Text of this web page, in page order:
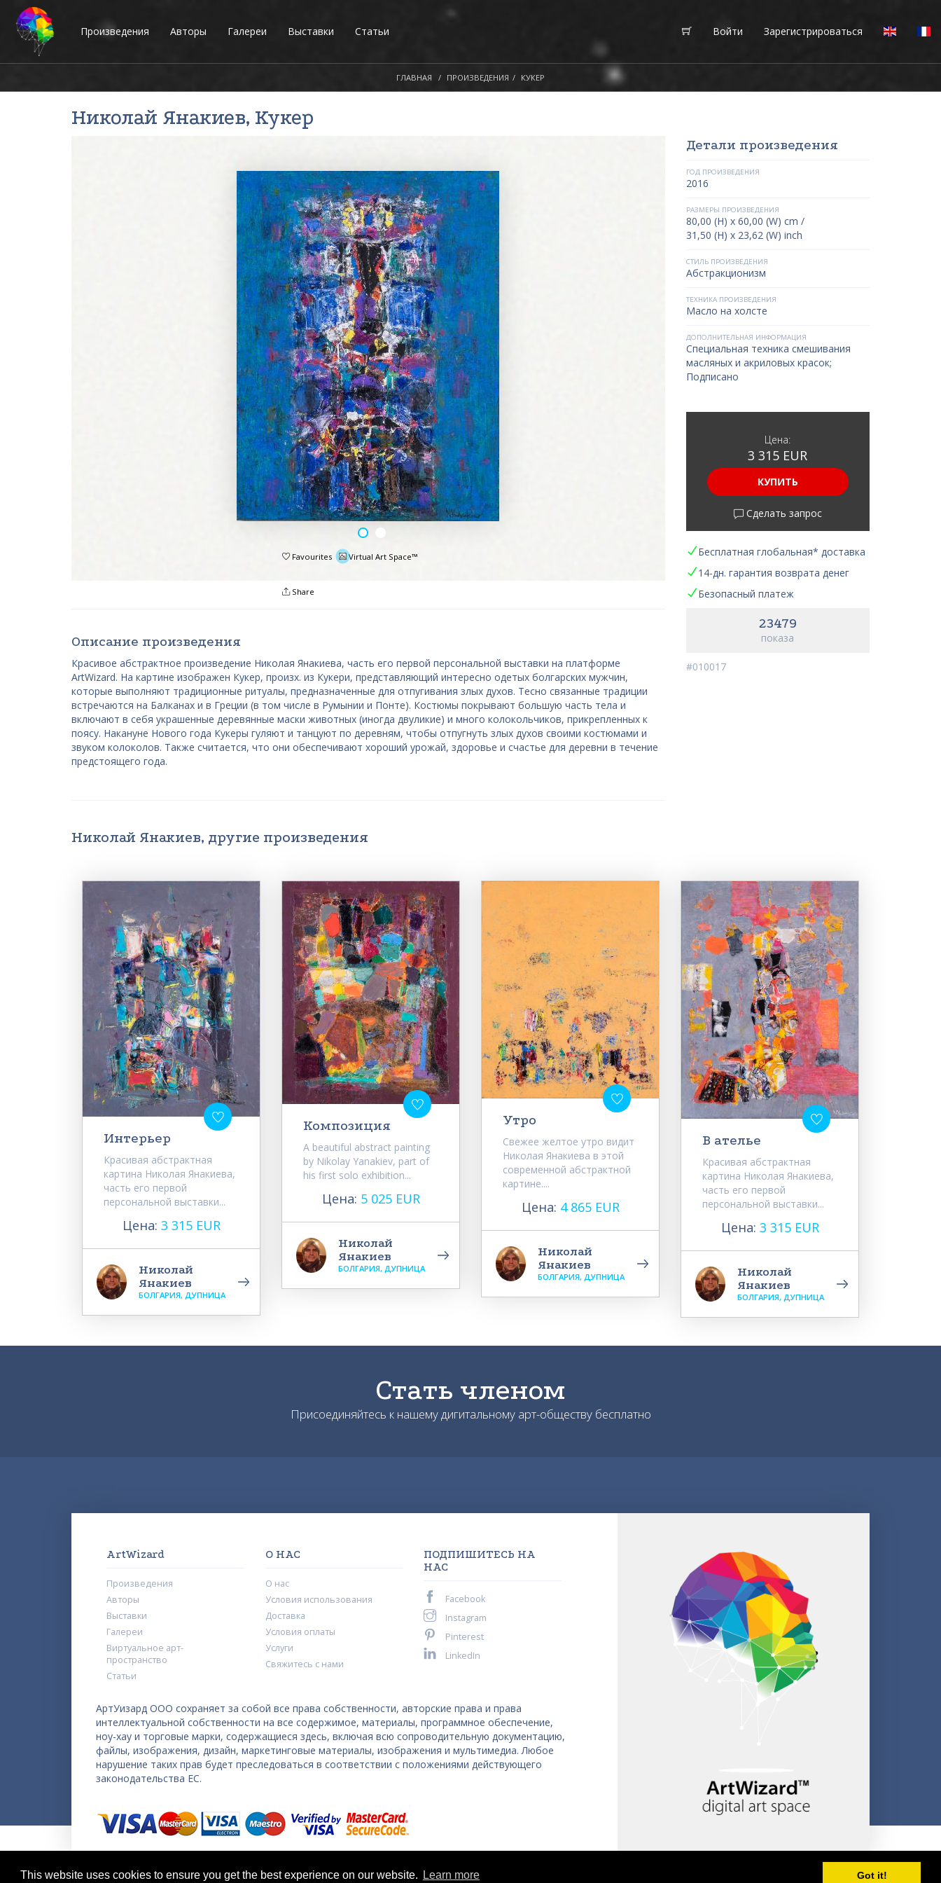
This website uses cookies to ensure you get the best experience on our website. Learn more Got it!
Произведения Авторы Галереи Выставки Статьи Войти Зарегистрироваться
ГЛАВНАЯ ПРОИЗВЕДЕНИЯ КУКЕР
Николай Янакиев, Кукер
Favourites Virtual Art Space™
Share
Описание произведения
Красивое абстрактное произведение Николая Янакиева, часть его первой персональной выставки на платформе
ArtWizard. На картине изображен Кукер, произх. из Кукери, представляющий интересно одетых болгарских мужчин,
которые выполняют традиционные ритуалы, предназначенные для отпугивания злых духов. Тесно связанные традиции
встречаются на Балканах и в Греции (в том числе в Румынии и Понте). Костюмы покрывают большую часть тела и
включают в себя украшенные деревянные маски животных (иногда двуликие) и много колокольчиков, прикрепленных к
поясу. Накануне Нового года Кукеры гуляют и танцуют по деревням, чтобы отпугнуть злых духов своими костюмами и
звуком колоколов. Также считается, что они обеспечивают хороший урожай, здоровье и счастье для деревни в течение
предстоящего года.
Детали произведения
ГОД ПРОИЗВЕДЕНИЯ
2016
РАЗМЕРЫ ПРОИЗВЕДЕНИЯ
80,00 (H) x 60,00 (W) cm /
31,50 (H) x 23,62 (W) inch
СТИЛЬ ПРОИЗВЕДЕНИЯ
Абстракционизм
ТЕХНИКА ПРОИЗВЕДЕНИЯ
Масло на холсте
ДОПОЛНИТЕЛЬНАЯ ИНФОРМАЦИЯ
Специальная техника смешивания
масляных и акриловых красок;
Подписано
Цена:
3 315 EUR
КУПИТЬ
Сделать запрос
Бесплатная глобальная* доставка
14-дн. гарантия возврата денег
Безопасный платеж
23479
показа
#010017
Николай Янакиев, другие произведения
Интерьер
Красивая абстрактная
картина Николая Янакиева,
часть его первой
персональной выставки...
Цена: 3 315 EUR
Николай
Янакиев
БОЛГАРИЯ, ДУПНИЦА
Композиция
A beautiful abstract painting
by Nikolay Yanakiev, part of
his first solo exhibition...
Цена: 5 025 EUR
Николай
Янакиев
БОЛГАРИЯ, ДУПНИЦА
Утро
Свежее желтое утро видит
Николая Янакиева в этой
современной абстрактной
картине....
Цена: 4 865 EUR
Николай
Янакиев
БОЛГАРИЯ, ДУПНИЦА
В ателье
Красивая абстрактная
картина Николая Янакиева,
часть его первой
персональной выставки...
Цена: 3 315 EUR
Николай
Янакиев
БОЛГАРИЯ, ДУПНИЦА
Стать членом
Присоединяйтесь к нашему дигитальному арт-обществу бесплатно
ArtWizard
Произведения
Авторы
Выставки
Галереи
Виртуальное арт-
пространство
Статьи
О НАС
О нас
Условия использования
Доставка
Условия оплаты
Услуги
Свяжитесь с нами
ПОДПИШИТЕСЬ НА
НАС
Facebook
Instagram
Pinterest
LinkedIn
АртУизард ООО сохраняет за собой все права собственности, авторские права и права
интеллектуальной собственности на все содержимое, материалы, программное обеспечение,
ноу-хау и торговые марки, содержащиеся здесь, включая всю сопроводительную документацию,
файлы, изображения, дизайн, маркетинговые материалы, изображения и мультимедиа. Любое
нарушение таких прав будет преследоваться в соответствии с положениями действующего
законодательства ЕС.
Copyright © 2026 ArtWizard Ltd. All Rights Reserved Created by CloudBM